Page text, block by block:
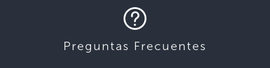
Preguntas Frecuentes